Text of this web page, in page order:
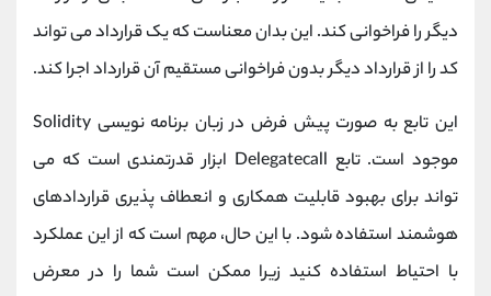
دیگر را فراخوانی کند. این بدان معناست که یک قرارداد می تواند
کد را از قرارداد دیگر بدون فراخوانی مستقیم آن قرارداد اجرا کند.
این تابع به صورت پیش فرض در زبان برنامه نویسی Solidity
موجود است. تابع Delegatecall ابزار قدرتمندی است که می
تواند برای بهبود قابلیت همکاری و انعطاف پذیری قراردادهای
هوشمند استفاده شود. با این حال، مهم است که از این عملکرد
با احتیاط استفاده کنید زیرا ممکن است شما را در معرض